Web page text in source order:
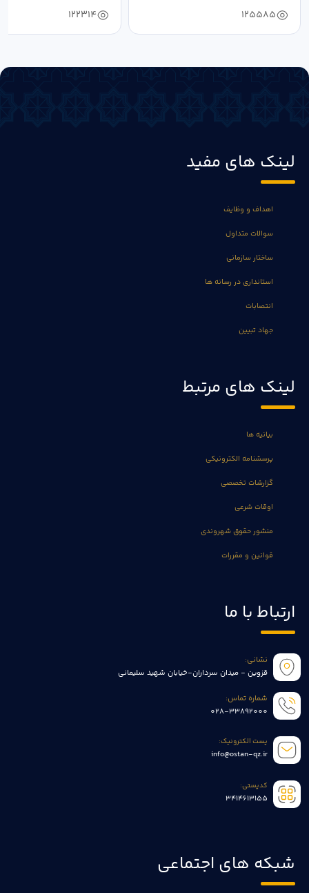
125585
122314
لینک های مفید
اهداف و وظایف
سوالات متداول
ساختار سازمانی
استانداری در رسانه ها
انتصابات
جهاد تبیین
لینک های مرتبط
بیانیه ها
پرسشنامه الکترونیکی
گزارشات تخصصی
اوقات شرعی
منشور حقوق شهروندی
قوانین و مقررات
ارتباط با ما
نشانی:
قزوین - میدان سرداران-خیابان شهید سلیمانی
شماره تماس:
028-33892000
پست الکترونیک:
info@ostan-qz.ir
کدپستی:
3414613155
شبکه های اجتماعی